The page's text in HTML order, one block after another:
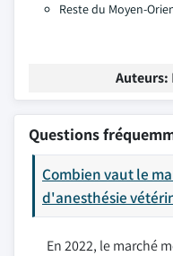
Reste du Moyen-
Auteurs:
Questions
Combien vaut le
d'anesthésie
En 2022, le marché